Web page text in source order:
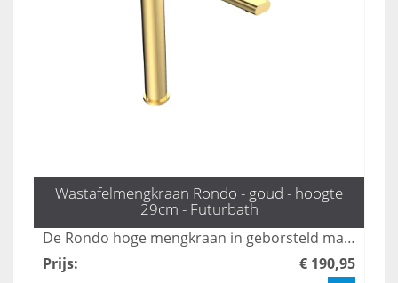
Wastafelmengkraan Rondo - goud - hoogte
29cm - Futurbath
De Rondo hoge mengkraan in geborsteld mat goud voegt een stijlvolle en luxe uitstraling toe aan uw badkamer. Deze hoogwaardige kraan combineert functionaliteit met een modern design, waardoor het een perfecte keuze is voor elke eigentijdse ruimte. Transformeer uw badkamer met de elegante afwerking en de gebruiksvriendelijke bediening van deze unieke kraan.
Prijs: € 190,95